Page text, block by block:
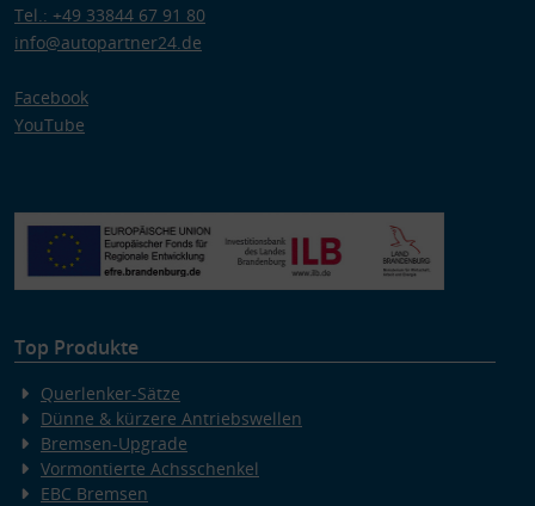
Tel.: +49 33844 67 91 80
info@autopartner24.de
Facebook
YouTube
Top Produkte
Querlenker-Sätze
Dünne & kürzere Antriebswellen
Bremsen-Upgrade
Vormontierte Achsschenkel
EBC Bremsen